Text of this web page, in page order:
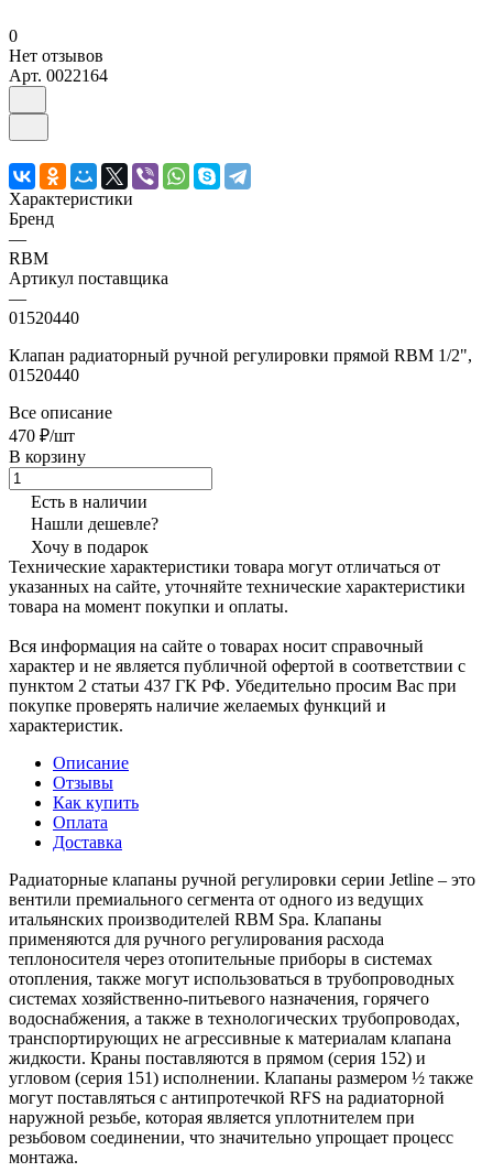
0
Нет отзывов
Арт. 0022164
Характеристики
Бренд
—
RBM
Артикул поставщика
—
01520440
Клапан радиаторный ручной регулировки прямой RBM 1/2",
01520440
Все описание
470 ₽/шт
В корзину
Есть в наличии
Нашли дешевле?
Хочу в подарок
Технические характеристики товара могут отличаться от
указанных на сайте, уточняйте технические характеристики
товара на момент покупки и оплаты.
Вся информация на сайте о товарах носит справочный
характер и не является публичной офертой в соответствии с
пунктом 2 статьи 437 ГК РФ. Убедительно просим Вас при
покупке проверять наличие желаемых функций и
характеристик.
Описание
Отзывы
Как купить
Оплата
Доставка
Радиаторные клапаны ручной регулировки серии Jetline – это
вентили премиального сегмента от одного из ведущих
итальянских производителей RBM Spa. Клапаны
применяются для ручного регулирования расхода
теплоносителя через отопительные приборы в системах
отопления, также могут использоваться в трубопроводных
системах хозяйственно-питьевого назначения, горячего
водоснабжения, а также в технологических трубопроводах,
транспортирующих не агрессивные к материалам клапана
жидкости. Краны поставляются в прямом (серия 152) и
угловом (серия 151) исполнении. Клапаны размером ½ также
могут поставляться с антипротечкой RFS на радиаторной
наружной резьбе, которая является уплотнителем при
резьбовом соединении, что значительно упрощает процесс
монтажа.